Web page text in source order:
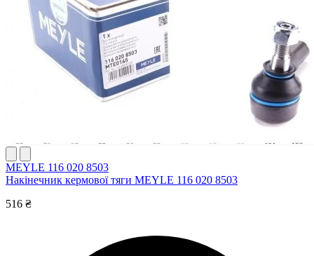
MEYLE 116 020 8503
Накінечник кермової тяги MEYLE 116 020 8503
516 ₴